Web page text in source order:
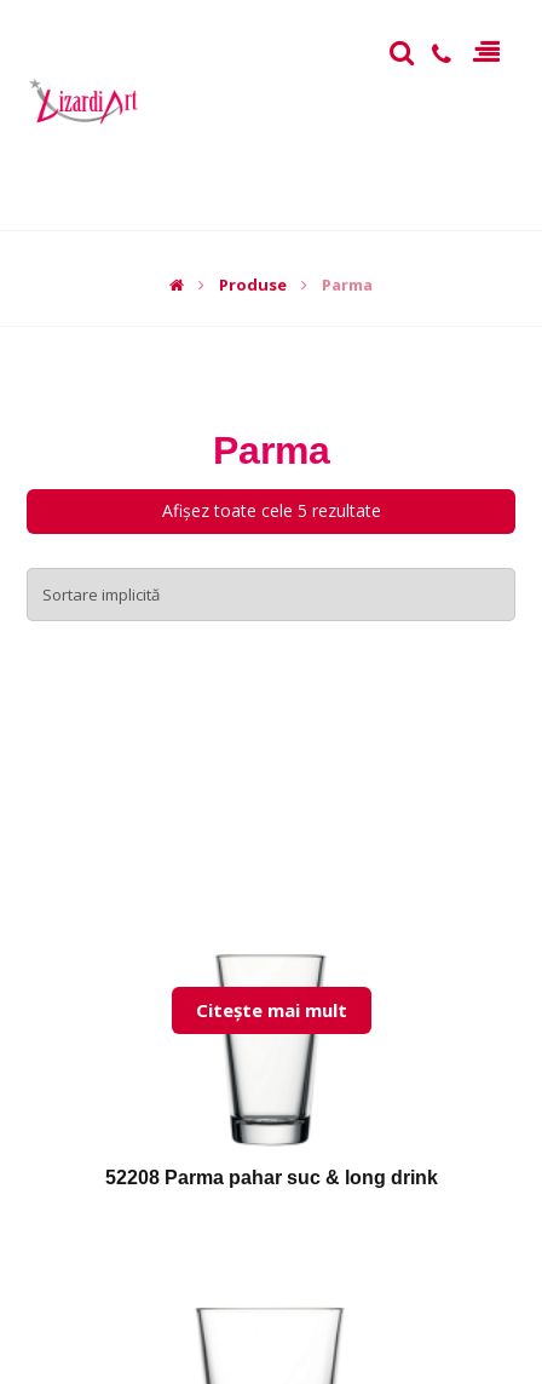
Produse Parma
Parma
Afișez toate cele 5 rezultate
52208 Parma pahar suc & long drink
Citește mai mult